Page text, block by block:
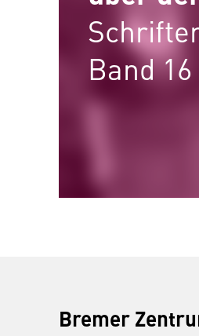
Band 16
Bremer